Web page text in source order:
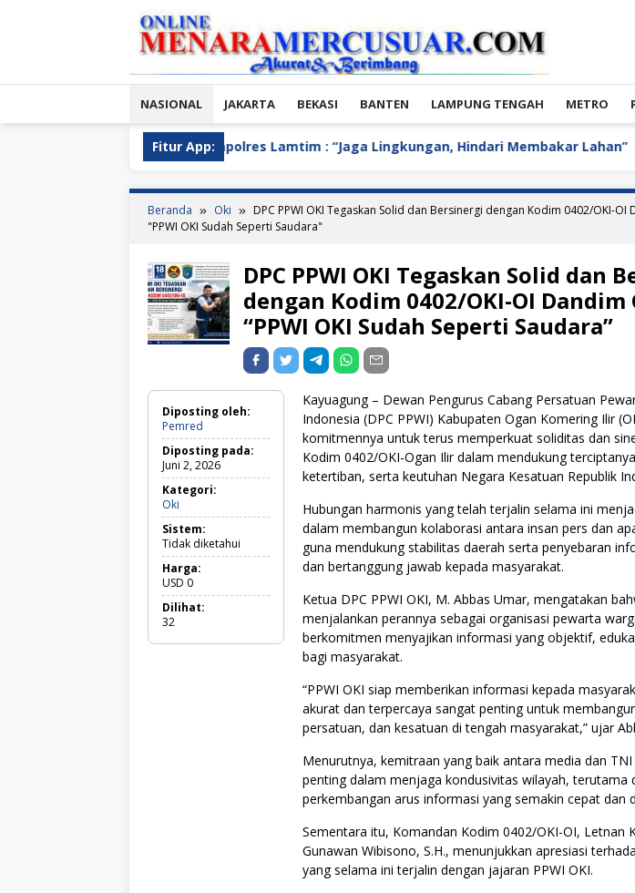
NASIONAL JAKARTA BEKASI BANTEN LAMPUNG TENGAH METRO
Fitur App:
Kapolres Lamtim : “Jaga Lingkungan, Hindari Membakar Lahan”
Beranda Oki
DPC PPWI OKI Tegaskan Solid dan Bersinergi dengan Kodim 0402/OKI-OI
"PPWI OKI Sudah Seperti Saudara"
DPC PPWI OKI Tegaskan Solid dan
dengan Kodim 0402/OKI-OI Dandim
“PPWI OKI Sudah Seperti Saudara”
Diposting oleh:
Pemred
Diposting pada:
Juni 2, 2026
Kategori:
Oki
k
i
Sistem:
Tidak diketahui
Harga:
USD 0
Dilihat:
32
Kayuagung – Dewan Pengurus Cabang Persatuan
Indonesia (DPC PPWI) Kabupaten Ogan Komering Ilir
komitmennya untuk terus memperkuat soliditas dan
Kodim 0402/OKI-Ogan Ilir dalam mendukung
ketertiban, serta keutuhan Negara Kesatuan Republik
Hubungan harmonis yang telah terjalin selama ini
dalam membangun kolaborasi antara insan pers dan
guna mendukung stabilitas daerah serta penyebaran
dan bertanggung jawab kepada masyarakat.
Ketua DPC PPWI OKI, M. Abbas Umar, mengatakan
menjalankan perannya sebagai organisasi pewarta
berkomitmen menyajikan informasi yang objektif,
bagi masyarakat.
“PPWI OKI siap memberikan informasi kepada
akurat dan terpercaya sangat penting untuk
persatuan, dan kesatuan di tengah masyarakat,” ujar
Menurutnya, kemitraan yang baik antara media dan
penting dalam menjaga kondusivitas wilayah, terutama
perkembangan arus informasi yang semakin cepat dan
Sementara itu, Komandan Kodim 0402/OKI-OI, Letnan
Gunawan Wibisono, S.H., menunjukkan apresiasi
yang selama ini terjalin dengan jajaran PPWI OKI.